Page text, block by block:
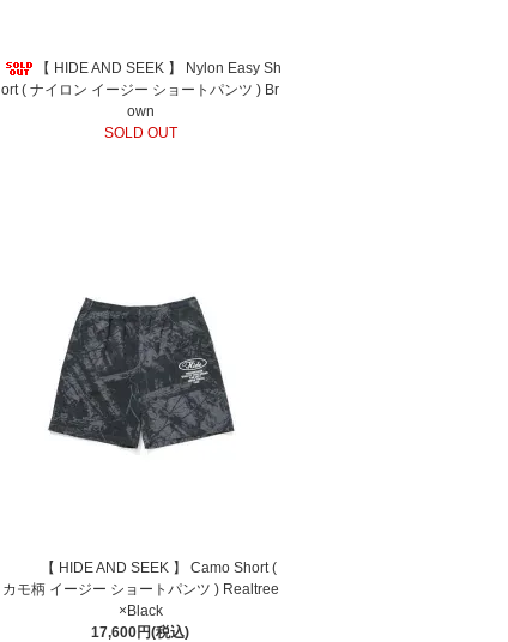
【 HIDE AND SEEK 】 Nylon Easy Sh
ort ( ナイロン イージー ショートパンツ ) Br
own
SOLD OUT
【 HIDE AND SEEK 】 Camo Short (
カモ柄 イージー ショートパンツ ) Realtree
×Black
17,600円(税込)